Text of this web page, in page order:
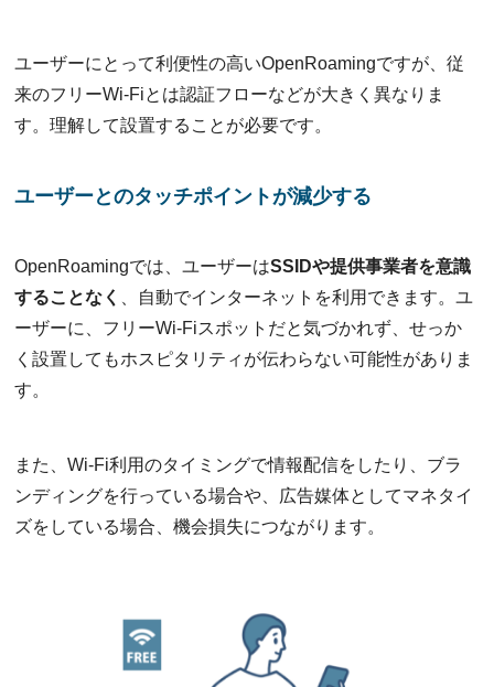
ユーザーにとって利便性の高いOpenRoamingですが、従
来のフリーWi-Fiとは認証フローなどが大きく異なりま
す。理解して設置することが必要です。
ユーザーとのタッチポイントが減少する
OpenRoamingでは、ユーザーはSSIDや提供事業者を意識
することなく
、自動でインターネットを利用できます。ユ
ーザーに、フリーWi-Fiスポットだと気づかれず、せっか
く設置してもホスピタリティが伝わらない可能性がありま
す。
また、Wi-Fi利用のタイミングで情報配信をしたり、ブラ
ンディングを行っている場合や、広告媒体としてマネタイ
ズをしている場合、機会損失につながります。